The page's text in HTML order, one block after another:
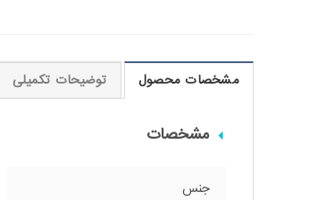
مشخصات محصول توضیحات تکمیلی
مشخصات
جنس